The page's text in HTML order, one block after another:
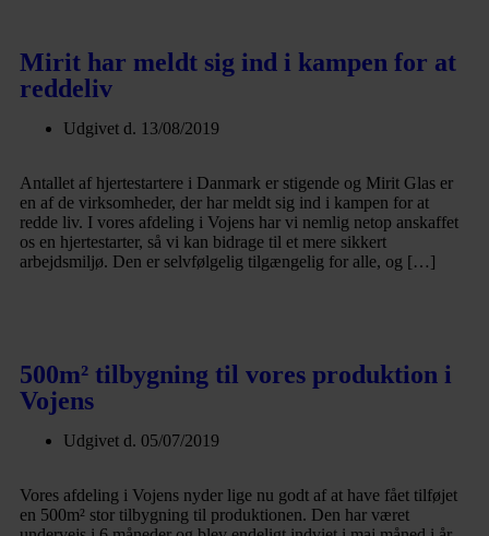
Mirit har meldt sig ind i kampen for at
reddeliv
Udgivet d. 13/08/2019
Antallet af hjertestartere i Danmark er stigende og Mirit Glas er
en af de virksomheder, der har meldt sig ind i kampen for at
redde liv. I vores afdeling i Vojens har vi nemlig netop anskaffet
os en hjertestarter, så vi kan bidrage til et mere sikkert
arbejdsmiljø. Den er selvfølgelig tilgængelig for alle, og […]
500m² tilbygning til vores produktion i
Vojens
Udgivet d. 05/07/2019
Vores afdeling i Vojens nyder lige nu godt af at have fået tilføjet
en 500m² stor tilbygning til produktionen. Den har været